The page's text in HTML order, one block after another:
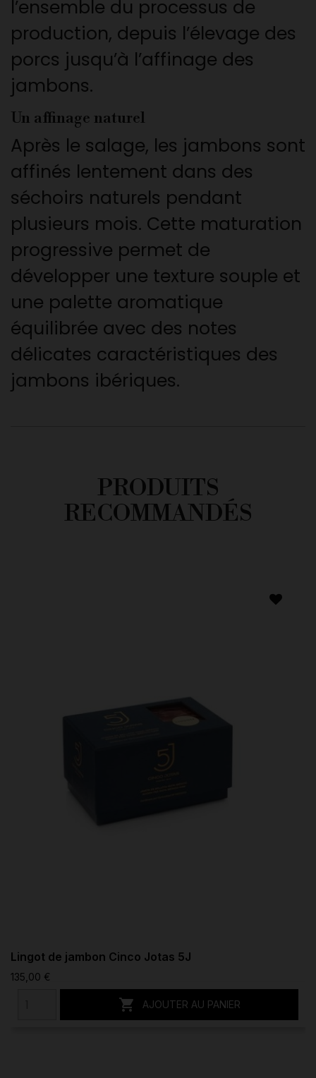
l’ensemble du processus de
production, depuis l’élevage des
porcs jusqu’à l’affinage des
jambons.
Un affinage naturel
Après le salage, les jambons sont
affinés lentement dans des
séchoirs naturels pendant
plusieurs mois. Cette maturation
progressive permet de
développer une texture souple et
une palette aromatique
équilibrée avec des notes
délicates caractéristiques des
jambons ibériques.
PRODUITS
RECOMMANDÉS
Lingot de jambon Cinco Jotas 5J
135,00 €
 AJOUTER AU PANIER